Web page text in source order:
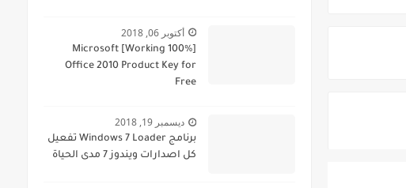
أكتوبر 06, 2018
[100% Working] Microsoft
Office 2010 Product Key for
Free
ديسمبر 19, 2018
برنامج Windows 7 Loader تفعيل
كل اصدارات ويندوز 7 مدى الحياة